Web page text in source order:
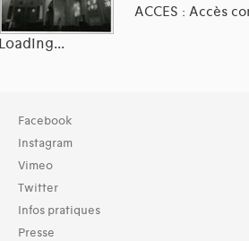
ACCES : Accès
Facebook
Instagram
Vimeo
Twitter
Infos pratiques
Presse